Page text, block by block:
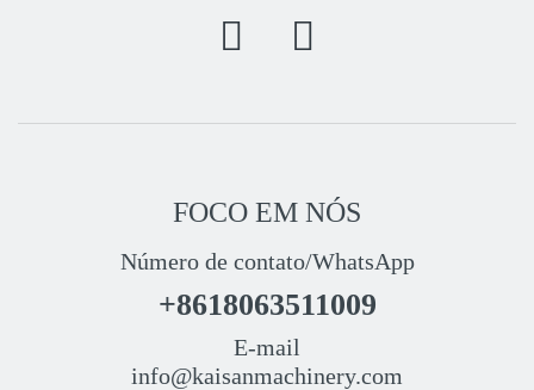
FOCO EM NÓS
Número de contato/WhatsApp
+8618063511009
E-mail
info@kaisanmachinery.com